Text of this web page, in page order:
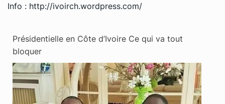
Info : http://ivoirch.wordpress.com/
Présidentielle en Côte d’Ivoire Ce qui va tout
bloquer